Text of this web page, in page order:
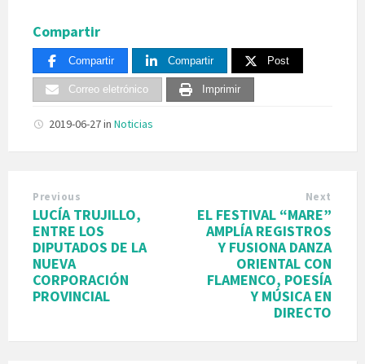
Compartir
Compartir Compartir Post
Correo eletrónico Imprimir
2019-06-27in Noticias
Previous
LUCÍA TRUJILLO,
ENTRE LOS
DIPUTADOS DE LA
NUEVA
CORPORACIÓN
PROVINCIAL
Next
EL FESTIVAL “MARE”
AMPLÍA REGISTROS
Y FUSIONA DANZA
ORIENTAL CON
FLAMENCO, POESÍA
Y MÚSICA EN
DIRECTO